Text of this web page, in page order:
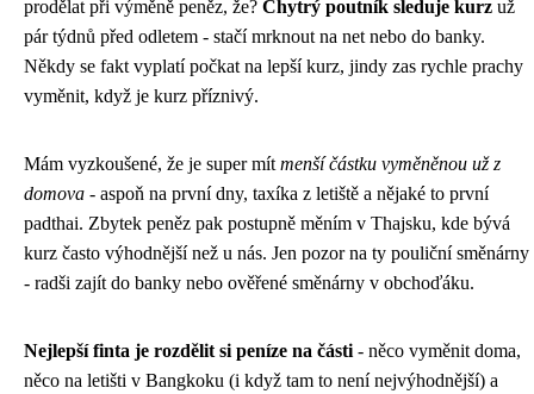
prodělat při výměně peněz, že? Chytrý poutník sleduje kurz už
pár týdnů před odletem - stačí mrknout na net nebo do banky.
Někdy se fakt vyplatí počkat na lepší kurz, jindy zas rychle prachy
vyměnit, když je kurz příznivý.
Mám vyzkoušené, že je super mít menší částku vyměněnou už z
domova - aspoň na první dny, taxíka z letiště a nějaké to první
padthai. Zbytek peněz pak postupně měním v Thajsku, kde bývá
kurz často výhodnější než u nás. Jen pozor na ty pouliční směnárny
- radši zajít do banky nebo ověřené směnárny v obchoďáku.
Nejlepší finta je rozdělit si peníze na části - něco vyměnit doma,
něco na letišti v Bangkoku (i když tam to není nejvýhodnější) a